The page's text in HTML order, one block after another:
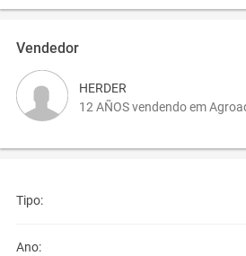
Vendedor
HERDER
12 AÑOS vendendo em
Tipo:
Ano: